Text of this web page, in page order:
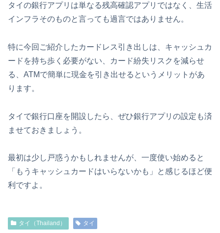
タイの銀行アプリは単なる残高確認アプリではなく、生活
インフラそのものと言っても過言ではありません。
特に今回ご紹介したカードレス引き出しは、キャッシュカ
ードを持ち歩く必要がない、カード紛失リスクを減らせ
る、ATMで簡単に現金を引き出せるというメリットがあ
ります。
タイで銀行口座を開設したら、ぜひ銀行アプリの設定も済
ませておきましょう。
最初は少し戸惑うかもしれませんが、一度使い始めると
「もうキャッシュカードはいらないかも」と感じるほど便
利ですよ。
タイ（Thailand） タイ